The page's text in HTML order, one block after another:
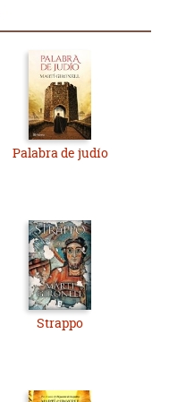
Palabra de judío
Strappo